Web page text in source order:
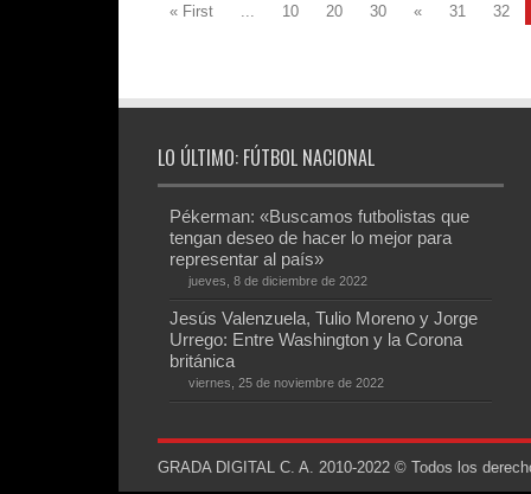
« First ... 10 20 30 « 31 32
LO ÚLTIMO: FÚTBOL NACIONAL
Pékerman: «Buscamos futbolistas que
tengan deseo de hacer lo mejor para
representar al país»
jueves, 8 de diciembre de 2022
Jesús Valenzuela, Tulio Moreno y Jorge
Urrego: Entre Washington y la Corona
británica
viernes, 25 de noviembre de 2022
GRADA DIGITAL C. A. 2010-2022 © Todos los